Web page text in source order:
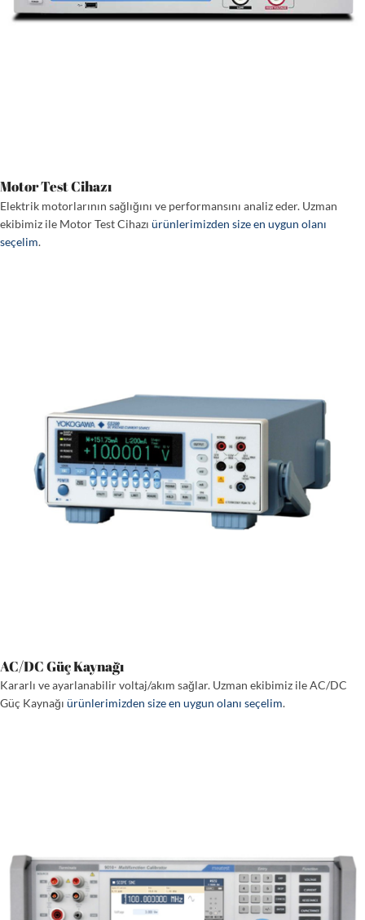
Motor Test Cihazı
Elektrik motorlarının sağlığını ve performansını analiz eder. Uzman
ekibimiz ile Motor Test Cihazı ürünlerimizden size en uygun olanı
seçelim.
AC/DC Güç Kaynağı
Kararlı ve ayarlanabilir voltaj/akım sağlar. Uzman ekibimiz ile AC/DC
Güç Kaynağı ürünlerimizden size en uygun olanı seçelim.